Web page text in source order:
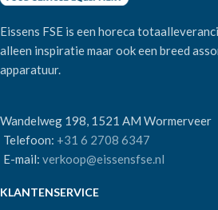
Eissens FSE is een horeca
alleen inspiratie maar ook een breed
apparatuur.
Wandelweg 198, 1521 AM Wormerveer
Telefoon: +31 6 2708 6347
E-mail: verkoop@eissensfse.nl
KLANTENSERVICE